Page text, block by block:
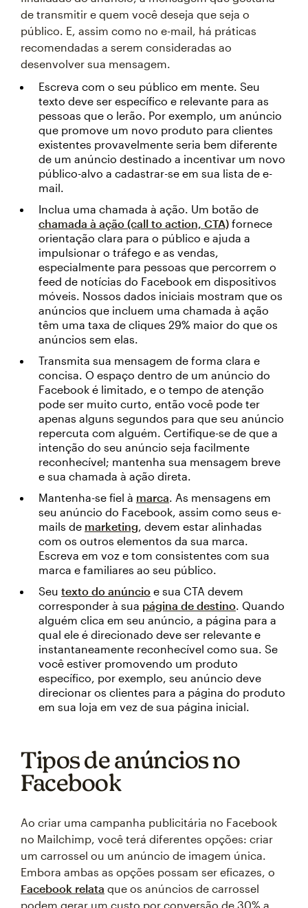
de transmitir e quem você deseja que seja o
público. E, assim como no e-mail, há práticas
recomendadas a serem consideradas ao
desenvolver sua mensagem.
Escreva com o seu público em mente. Seu
texto deve ser específico e relevante para as
pessoas que o lerão. Por exemplo, um anúncio
que promove um novo produto para clientes
existentes provavelmente seria bem diferente
de um anúncio destinado a incentivar um novo
público-alvo a cadastrar-se em sua lista de e-
mail.
Inclua uma chamada à ação. Um botão de
chamada à ação (call to action, CTA) fornece
orientação clara para o público e ajuda a
impulsionar o tráfego e as vendas,
especialmente para pessoas que percorrem o
feed de notícias do Facebook em dispositivos
móveis. Nossos dados iniciais mostram que os
anúncios que incluem uma chamada à ação
têm uma taxa de cliques 29% maior do que os
anúncios sem elas.
Transmita sua mensagem de forma clara e
concisa. O espaço dentro de um anúncio do
Facebook é limitado, e o tempo de atenção
pode ser muito curto, então você pode ter
apenas alguns segundos para que seu anúncio
repercuta com alguém. Certifique-se de que a
intenção do seu anúncio seja facilmente
reconhecível; mantenha sua mensagem breve
e sua chamada à ação direta.
Mantenha-se fiel à marca. As mensagens em
seu anúncio do Facebook, assim como seus e-
mails de marketing, devem estar alinhadas
com os outros elementos da sua marca.
Escreva em voz e tom consistentes com sua
marca e familiares ao seu público.
Seu texto do anúncio e sua CTA devem
corresponder à sua página de destino. Quando
alguém clica em seu anúncio, a página para a
qual ele é direcionado deve ser relevante e
instantaneamente reconhecível como sua. Se
você estiver promovendo um produto
específico, por exemplo, seu anúncio deve
direcionar os clientes para a página do produto
em sua loja em vez de sua página inicial.
Tipos de anúncios no
Facebook
Ao criar uma campanha publicitária no Facebook
no Mailchimp, você terá diferentes opções: criar
um carrossel ou um anúncio de imagem única.
Embora ambas as opções possam ser eficazes, o
Facebook relata que os anúncios de carrossel
podem gerar um custo por conversão de 30% a